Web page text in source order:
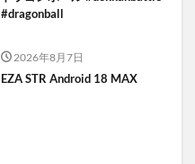
#dragonball
2026年8月7日
EZA STR Android 18 MAX